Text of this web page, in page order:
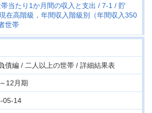
当たり1か月間の収入と支出 7-1
貯
在高階級，年間収入階級別（年間収入350
世帯
債編 / 二人以上の世帯 / 詳細結果表
12月期
05-14